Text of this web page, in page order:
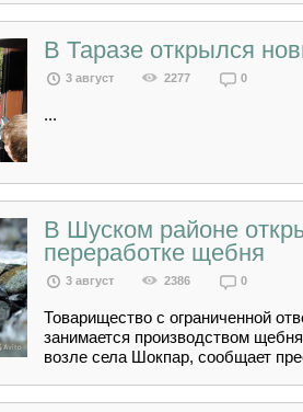
В Таразе открылся
3 август 2277 0
...
В Шуском районе
переработке щебня
3 август 2386 0
Товарищество с ограниченной
занимается производством
возле села Шокпар, сообщает